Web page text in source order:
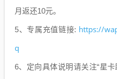
月返还10元。
5、专属充值链接: https://
q
6、 定向具体说明请关注“星